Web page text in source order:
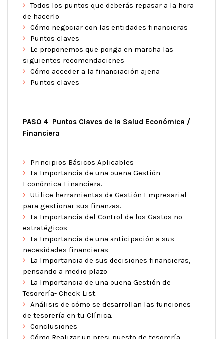
Todos los puntos que deberás repasar a la hora
de hacerlo
Cómo negociar con las entidades financieras
Puntos claves
Le proponemos que ponga en marcha las
siguientes recomendaciones
Cómo acceder a la financiación ajena
Puntos claves
PASO 4 Puntos Claves de la Salud Económica /
Financiera
Principios Básicos Aplicables
La Importancia de una buena Gestión
Económica-Financiera.
Utilice herramientas de Gestión Empresarial
para gestionar sus finanzas.
La Importancia del Control de los Gastos no
estratégicos
La Importancia de una anticipación a sus
necesidades financieras
La Importancia de sus decisiones financieras,
pensando a medio plazo
La Importancia de una buena Gestión de
Tesorería- Check List.
Análisis de cómo se desarrollan las funciones
de tesorería en tu Clínica.
Conclusiones
Cómo Realizar un presupuesto de tesorería.